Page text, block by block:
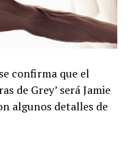
confirma que el
de Grey’ será Jamie
algunos detalles de